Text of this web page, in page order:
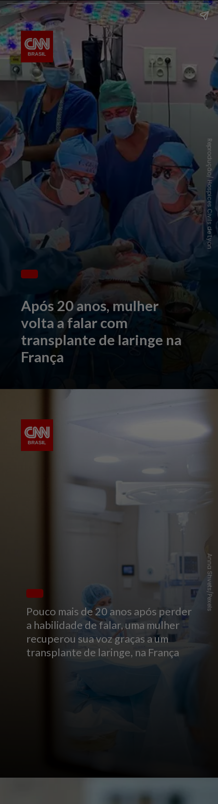
Após 20 anos, mulher
volta a falar com
transplante de laringe na
França
Reprodução/ Hospices Civils de Lyon
Pouco mais de 20 anos após perder
a habilidade de falar, uma mulher
recuperou sua voz graças a um
transplante de laringe, na França
Anna Shvets/Pexels